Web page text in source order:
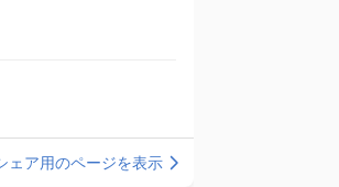
ェア用のページを表示